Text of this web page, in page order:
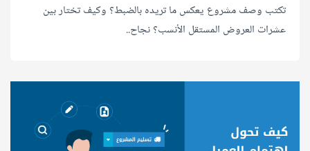
تكتب وصف مشروع يعكس ما تريده بالضبط؟ وكيف تختار بين
عشرات العروض المستقل الأنسب؟ نجاح..